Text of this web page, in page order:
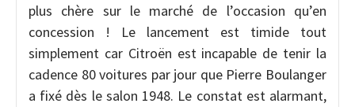
plus chère sur le marché de l’occasion qu’en
concession ! Le lancement est timide tout
simplement car Citroën est incapable de tenir la
cadence 80 voitures par jour que Pierre Boulanger
a fixé dès le salon 1948. Le constat est alarmant,